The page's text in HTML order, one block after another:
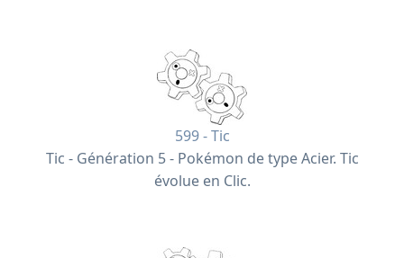
599 - Tic
Tic - Génération 5 - Pokémon de type Acier. Tic
évolue en Clic.